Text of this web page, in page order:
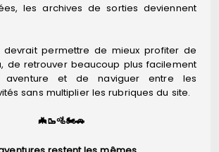
les archives de sorties deviennent
devrait permettre de mieux profiter de
de retrouver beaucoup plus facilement
aventure et de naviguer entre les
sans multiplier les rubriques du site.
🦇🥾🚵🏍️🚗